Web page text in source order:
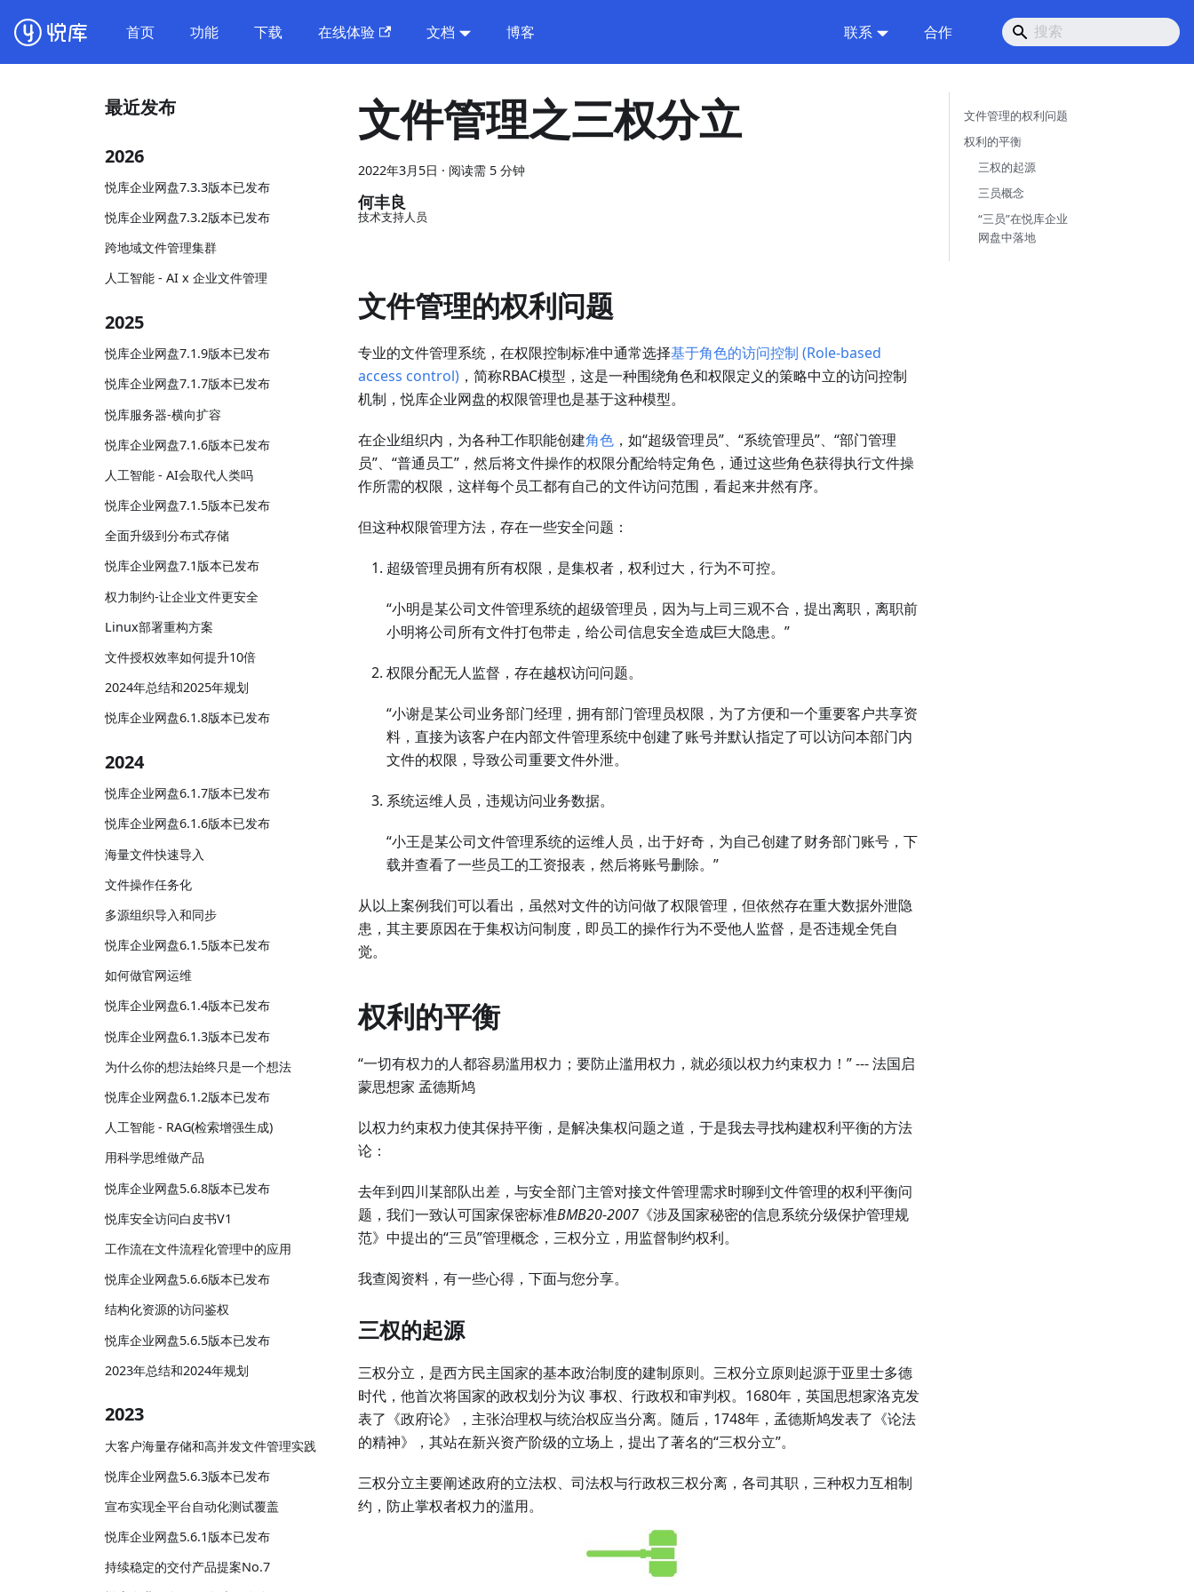
首页 功能 下载 在线体验 文档 博客 联系 合作
最近发布
2026
悦库企业网盘7.3.3版本已发布
悦库企业网盘7.3.2版本已发布
跨地域文件管理集群
人工智能 - AI x 企业文件管理
2025
悦库企业网盘7.1.9版本已发布
悦库企业网盘7.1.7版本已发布
悦库服务器-横向扩容
悦库企业网盘7.1.6版本已发布
人工智能 - AI会取代人类吗
悦库企业网盘7.1.5版本已发布
全面升级到分布式存储
悦库企业网盘7.1版本已发布
权力制约-让企业文件更安全
Linux部署重构方案
文件授权效率如何提升10倍
2024年总结和2025年规划
悦库企业网盘6.1.8版本已发布
2024
悦库企业网盘6.1.7版本已发布
悦库企业网盘6.1.6版本已发布
海量文件快速导入
文件操作任务化
多源组织导入和同步
悦库企业网盘6.1.5版本已发布
如何做官网运维
悦库企业网盘6.1.4版本已发布
悦库企业网盘6.1.3版本已发布
为什么你的想法始终只是一个想法
悦库企业网盘6.1.2版本已发布
人工智能 - RAG(检索增强生成)
用科学思维做产品
悦库企业网盘5.6.8版本已发布
悦库安全访问白皮书V1
工作流在文件流程化管理中的应用
悦库企业网盘5.6.6版本已发布
结构化资源的访问鉴权
悦库企业网盘5.6.5版本已发布
2023年总结和2024年规划
2023
大客户海量存储和高并发文件管理实践
悦库企业网盘5.6.3版本已发布
宣布实现全平台自动化测试覆盖
悦库企业网盘5.6.1版本已发布
持续稳定的交付产品提案No.7
文件管理之三权分立
2022年3月5日 · 阅读需 5 分钟
何丰良
技术支持人员
文件管理的权利问题
专业的文件管理系统，在权限控制标准中通常选择基于角色的访问控制 (Role-based
access control) ，简称RBAC模型，这是一种围绕角色和权限定义的策略中立的访问控制
机制，悦库企业网盘的权限管理也是基于这种模型。
在企业组织内，为各种工作职能创建角色 ，如“超级管理员”、“系统管理员”、“部门管理
员”、“普通员工”，然后将文件操作的权限分配给特定角色，通过这些角色获得执行文件操
作所需的权限，这样每个员工都有自己的文件访问范围，看起来井然有序。
但这种权限管理方法，存在一些安全问题：
超级管理员拥有所有权限，是集权者，权利过大，行为不可控。
“小明是某公司文件管理系统的超级管理员，因为与上司三观不合，提出离职，离职前
小明将公司所有文件打包带走，给公司信息安全造成巨大隐患。”
权限分配无人监督，存在越权访问问题。
“小谢是某公司业务部门经理，拥有部门管理员权限，为了方便和一个重要客户共享资
料，直接为该客户在内部文件管理系统中创建了账号并默认指定了可以访问本部门内
文件的权限，导致公司重要文件外泄。
系统运维人员，违规访问业务数据。
“小王是某公司文件管理系统的运维人员，出于好奇，为自己创建了财务部门账号，下
载并查看了一些员工的工资报表，然后将账号删除。”
从以上案例我们可以看出，虽然对文件的访问做了权限管理，但依然存在重大数据外泄隐
患，其主要原因在于集权访问制度，即员工的操作行为不受他人监督，是否违规全凭自
觉。
权利的平衡
“一切有权力的人都容易滥用权力；要防止滥用权力，就必须以权力约束权力！” --- 法国启
蒙思想家 孟德斯鸠
以权力约束权力使其保持平衡，是解决集权问题之道，于是我去寻找构建权利平衡的方法
论：
去年到四川某部队出差，与安全部门主管对接文件管理需求时聊到文件管理的权利平衡问
题，我们一致认可国家保密标准BMB20-2007 《涉及国家秘密的信息系统分级保护管理规
范》中提出的“三员”管理概念，三权分立，用监督制约权利。
我查阅资料，有一些心得，下面与您分享。
三权的起源
三权分立，是西方民主国家的基本政治制度的建制原则。三权分立原则起源于亚里士多德
时代，他首次将国家的政权划分为议 事权、行政权和审判权。1680年，英国思想家洛克发
表了《政府论》，主张治理权与统治权应当分离。随后，1748年，孟德斯鸠发表了《论法
的精神》，其站在新兴资产阶级的立场上，提出了著名的“三权分立”。
三权分立主要阐述政府的立法权、司法权与行政权三权分离，各司其职，三种权力互相制
约，防止掌权者权力的滥用。
文件管理的权利问题
权利的平衡
三权的起源
三员概念
“三员”在悦库企业
网盘中落地